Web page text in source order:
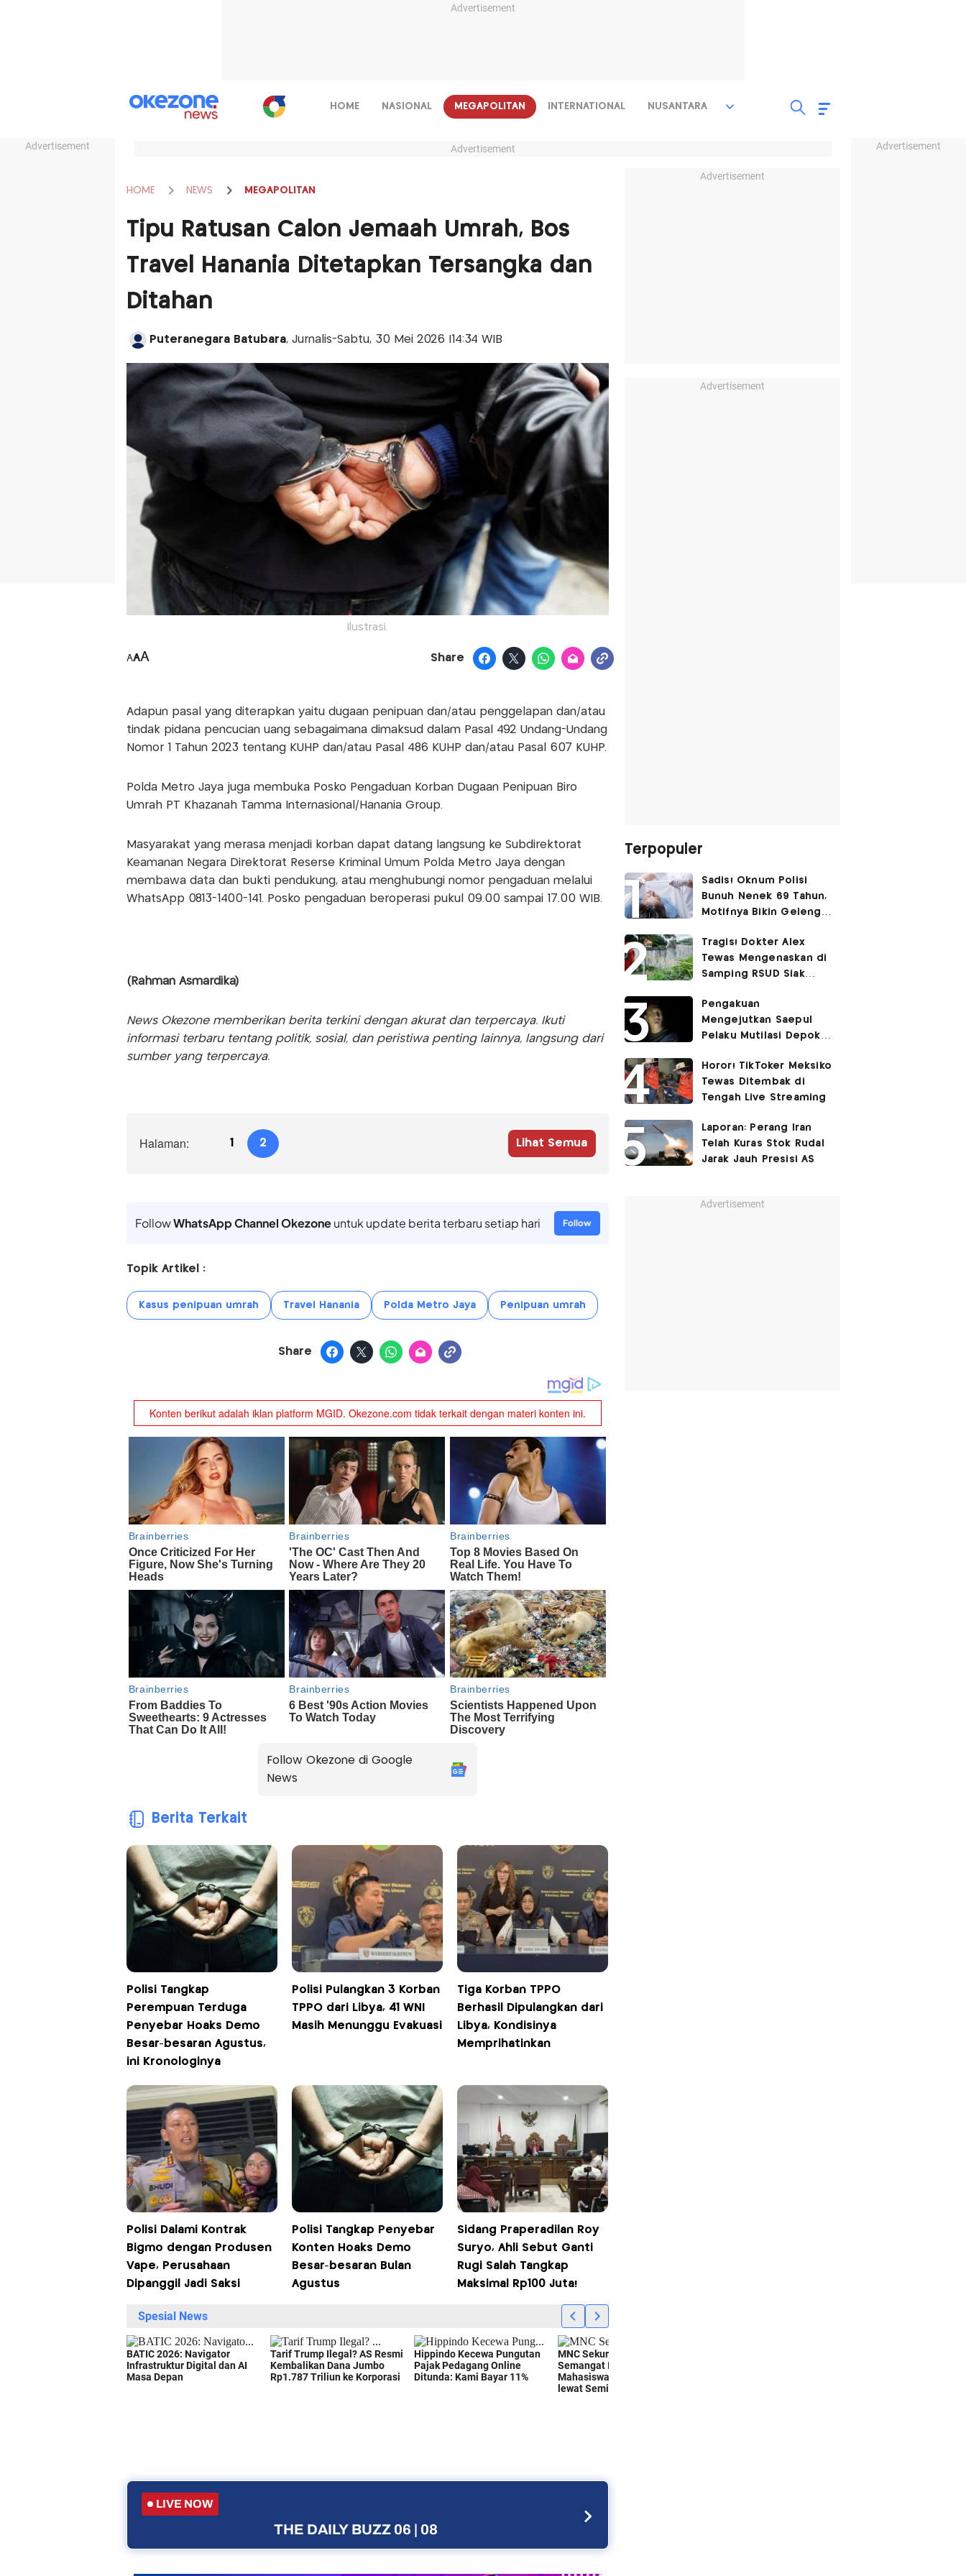
Advertisement
Advertisement Advertisement
HOME NASIONAL MEGAPOLITAN INTERNATIONAL NUSANTARA
Advertisement
HOME NEWS MEGAPOLITAN
Tipu Ratusan Calon Jemaah Umrah, Bos
Travel Hanania Ditetapkan Tersangka dan
Ditahan
Puteranegara Batubara, Jurnalis-Sabtu, 30 Mei 2026 |14:34 WIB
Ilustrasi.
AAA Share
Adapun pasal yang diterapkan yaitu dugaan penipuan dan/atau penggelapan dan/atau
tindak pidana pencucian uang sebagaimana dimaksud dalam Pasal 492 Undang-Undang
Nomor 1 Tahun 2023 tentang KUHP dan/atau Pasal 486 KUHP dan/atau Pasal 607 KUHP.
Polda Metro Jaya juga membuka Posko Pengaduan Korban Dugaan Penipuan Biro
Umrah PT Khazanah Tamma Internasional/Hanania Group.
Masyarakat yang merasa menjadi korban dapat datang langsung ke Subdirektorat
Keamanan Negara Direktorat Reserse Kriminal Umum Polda Metro Jaya dengan
membawa data dan bukti pendukung, atau menghubungi nomor pengaduan melalui
WhatsApp 0813-1400-141. Posko pengaduan beroperasi pukul 09.00 sampai 17.00 WIB.
(Rahman Asmardika)
News Okezone memberikan berita terkini dengan akurat dan terpercaya. Ikuti
informasi terbaru tentang politik, sosial, dan peristiwa penting lainnya, langsung dari
sumber yang terpercaya.
Halaman: 1 2 Lihat Semua
FollowWhatsApp Channel Okezoneuntuk update berita terbaru setiap hari Follow
Topik Artikel :
Kasus penipuan umrah Travel Hanania Polda Metro Jaya Penipuan umrah
Share
Follow Okezone di Google
News
Berita Terkait
Polisi Tangkap
Perempuan Terduga
Penyebar Hoaks Demo
Besar-besaran Agustus,
ini Kronologinya
Polisi Pulangkan 3 Korban
TPPO dari Libya, 41 WNI
Masih Menunggu Evakuasi
Tiga Korban TPPO
Berhasil Dipulangkan dari
Libya, Kondisinya
Memprihatinkan
Polisi Dalami Kontrak
Bigmo dengan Produsen
Vape, Perusahaan
Dipanggil Jadi Saksi
Polisi Tangkap Penyebar
Konten Hoaks Demo
Besar-besaran Bulan
Agustus
Sidang Praperadilan Roy
Suryo, Ahli Sebut Ganti
Rugi Salah Tangkap
Maksimal Rp100 Juta!
LIVE NOW
THE DAILY BUZZ 06 | 08
Advertisement
Advertisement
Terpopuler
Sadis! Oknum Polisi
Bunuh Nenek 69 Tahun,
Motifnya Bikin Geleng
Tragis! Dokter Alex
Tewas Mengenaskan di
Samping RSUD Siak
Rocuronium
Pengakuan
Mengejutkan Saepul
Pelaku Mutilasi Depok:
Korban di Kontrakan
Horor! TikToker Meksiko
Tewas Ditembak di
Tengah Live Streaming
Laporan: Perang Iran
Telah Kuras Stok Rudal
Jarak Jauh Presisi AS
Advertisement